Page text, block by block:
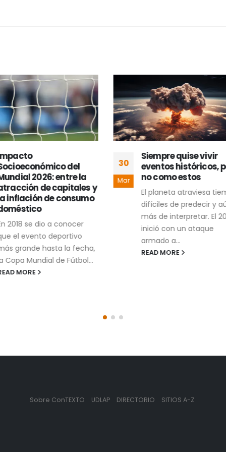
Siempre quise vivir
eventos históricos, pero
no como estos
El planeta atraviesa tiempos
difíciles de predecir y aún
inició con un ataque
armado a...
READ MORE
30
Mar
Comunicación
gubernamental y
ilusión del mensaje
uniforme
La comunicación
gubernamental
diversos retos, pero
los problemas más
recurrentes aparece
Sobre ConTEXTO UDLAP DIRECTORIO SITIOS A-Z